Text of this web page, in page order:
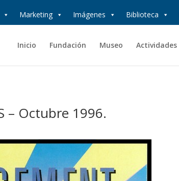
Marketing Imágenes Biblioteca
Inicio Fundación Museo Actividades
– Octubre 1996.